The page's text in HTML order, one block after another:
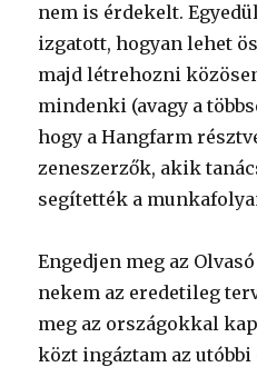
nem is érdekelt.
izgatott, hogyan lehet
majd létrehozni
mindenki (avagy a
hogy a Hangfarm
zeneszerzők, akik
segítették a
Engedjen meg az
nekem az eredetileg
meg az országokkal
közt ingáztam az utóbbi